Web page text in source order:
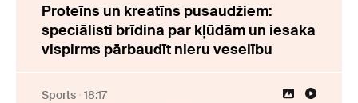
Proteīns un kreatīns pusaudžiem:
speciālisti brīdina par kļūdām un iesaka
vispirms pārbaudīt nieru veselību
Sports 18:17